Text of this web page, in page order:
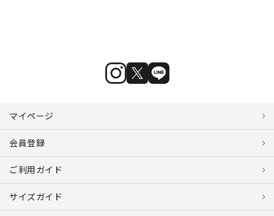
マイページ
会員登録
ご利用ガイド
サイズガイド